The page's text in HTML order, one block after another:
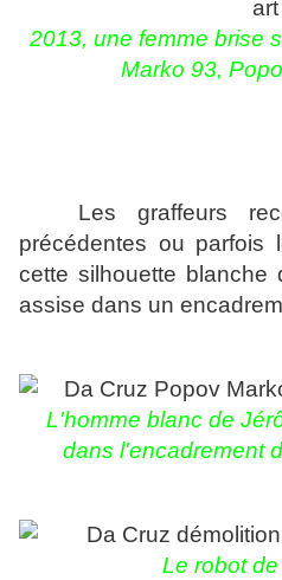
2013, une femme brise
Marko 93,
Les graffeurs
précédentes ou parfois
cette silhouette blanche
assise dans un
L'homme blanc de
dans l'encadrement
Le robot